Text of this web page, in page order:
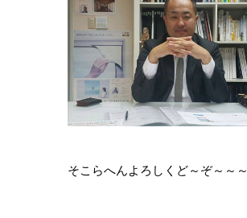
そこらへんよろしくど～ぞ～～～